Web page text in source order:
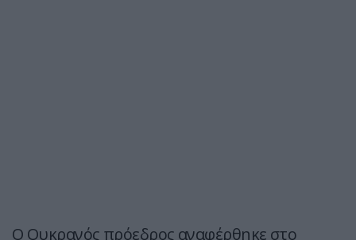
Ο Ουκρανός πρόεδρος αναφέρθηκε στο